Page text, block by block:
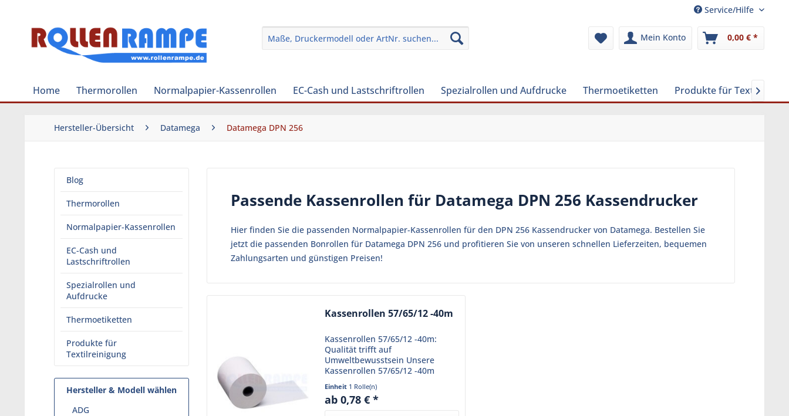
Service/Hilfe
Mein Konto 0,00 € *
Home Thermorollen Normalpapier-Kassenrollen EC-Cash und Lastschriftrollen Spezialrollen und Aufdrucke Thermoetiketten Produkte für 
Hersteller-Übersicht Datamega Datamega DPN 256
Blog
Thermorollen
Normalpapier-Kassenrollen
EC-Cash und
Lastschriftrollen
Spezialrollen und
Aufdrucke
Thermoetiketten
Produkte für
Textilreinigung
Hersteller & Modell wählen
ADG
Passende Kassenrollen für Datamega DPN 256 Kassendrucker
Hier finden Sie die passenden Normalpapier-Kassenrollen für den DPN 256 Kassendrucker von Datamega. Bestellen Sie
jetzt die passenden Bonrollen für Datamega DPN 256 und profitieren Sie von unseren schnellen Lieferzeiten, bequemen
Zahlungsarten und günstigen Preisen!
Kassenrollen 57/65/12 -40m
Kassenrollen 57/65/12 -40m:
Qualität trifft auf
Umweltbewusstsein Unsere
Kassenrollen 57/65/12 -40m
bieten eine hohe Qualität und
schonen gleichzeitig die Umwelt.
Diese Kassenrollen sind nicht nur
Einheit 1 Rolle(n)
ab 0,78 € *